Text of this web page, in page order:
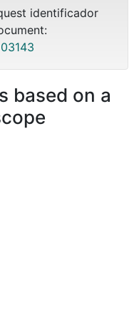
identificador
based on a